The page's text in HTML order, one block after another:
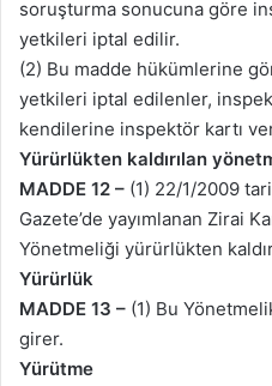
soruşturma sonucuna göre
yetkileri iptal edilir.
(2) Bu madde hükümlerine
yetkileri iptal edilenler,
kendilerine inspektör kartı
Yürürlükten kaldırılan
MADDE 12 – (1) 22/1/2009
Gazete’de yayımlanan Zirai
Yönetmeliği yürürlükten
Yürürlük
MADDE 13 – (1) Bu
girer.
Yürütme